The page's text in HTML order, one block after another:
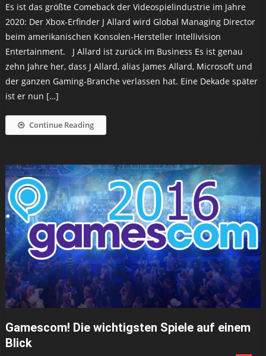
Es ist das größte Comeback der Videospielindustrie im Jahre
2020: Der Xbox-Erfinder J Allard wird Global Managing Director
beim amerikanischen Konsolen-Hersteller Intellivision
Entertainment. J Allard ist zurück im Business Es ist genau
zehn Jahre her, dass J Allard, alias James Allard, Microsoft und
der ganzen Gaming-Branche verlassen hat. Eine Dekade später
ist er nun […]
Continue Reading
Gamescom! Die wichtigsten Spiele auf einem
Blick